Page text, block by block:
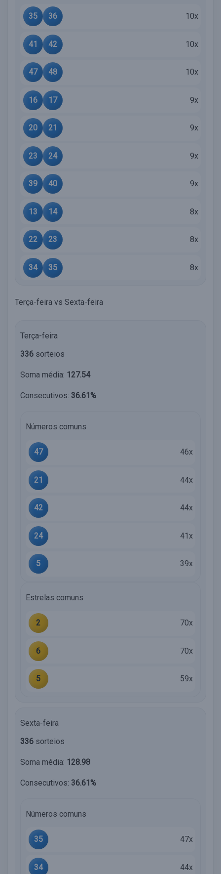
35 36 10x
41 42 10x
47 48 10x
16 17 9x
20 21 9x
23 24 9x
39 40 9x
13 14 8x
22 23 8x
34 35 8x
Terça-feira vs Sexta-feira
Terça-feira
336 sorteios
Soma média: 127.54
Consecutivos: 36.61%
Números comuns
47 46x
21 44x
42 44x
24 41x
5 39x
Estrelas comuns
2 70x
6 70x
5 59x
Sexta-feira
336 sorteios
Soma média: 128.98
Consecutivos: 36.61%
Números comuns
35 47x
34 44x